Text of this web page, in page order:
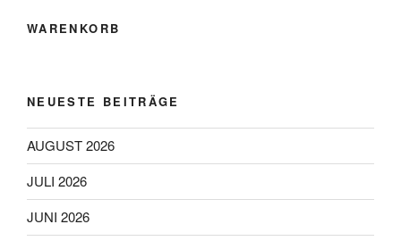
auf
gewählt
WARENKORB
NEUESTE BEITRÄGE
AUGUST 2026
JULI 2026
JUNI 2026